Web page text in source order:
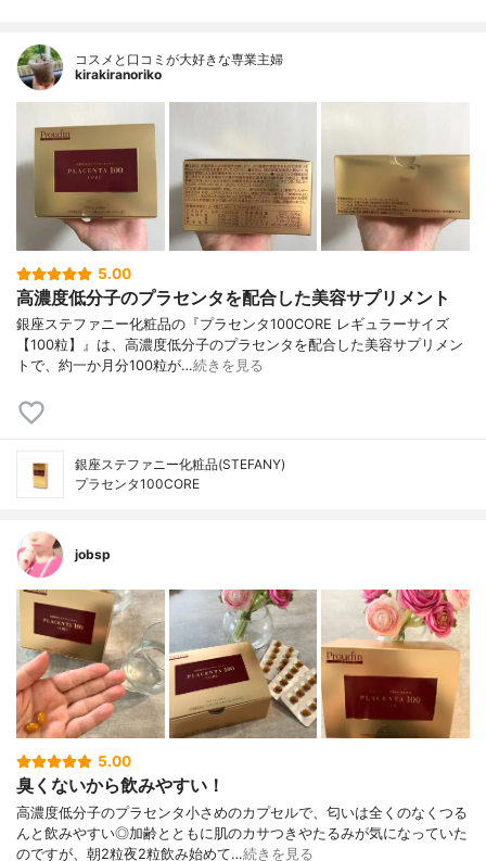
コスメと口コミが大好きな専業主婦
kirakiranoriko
5.00
高濃度低分子のプラセンタを配合した美容サプリメント
銀座ステファニー化粧品の『プラセンタ100CORE レギュラーサイズ
【100粒】』は、高濃度低分子のプラセンタを配合した美容サプリメン
トで、約一か月分100粒が…続きを見る
銀座ステファニー化粧品(STEFANY)
プラセンタ100CORE
jobsp
5.00
臭くないから飲みやすい！
高濃度低分子のプラセンタ小さめのカプセルで、匂いは全くのなくつる
んと飲みやすい◎加齢とともに肌のカサつきやたるみが気になっていた
のですが、朝2粒夜2粒飲み始めて…続きを見る